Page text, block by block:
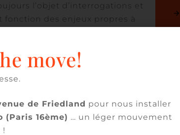
l’objet d’interrogations et
fonction des enjeux propres à
le maitre d’ouvrage ne peut être
que l’impropriété à
de l’ouvrage (3
la cour d’appel avait relevé
move!
de Friedland pour nous installer
(Paris 16ème) … un léger mouvement
!